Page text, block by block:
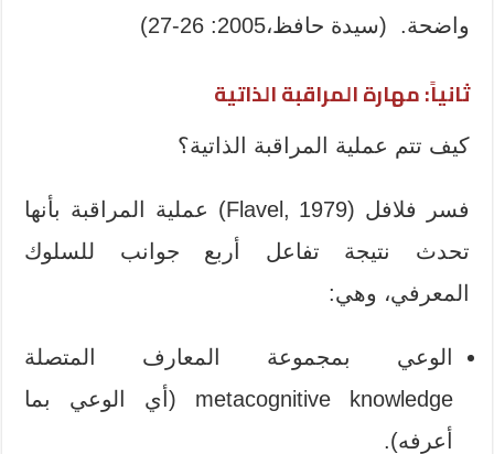
واضحة. (سيدة حافظ،2005: 26-27)
ثانياً: مهارة المراقبة الذاتية
كيف تتم عملية المراقبة الذاتية؟
فسر فلافل (Flavel, 1979) عملية المراقبة بأنها
تحدث نتيجة تفاعل أربع جوانب للسلوك
المعرفي، وهي:
الوعي بمجموعة المعارف المتصلة
metacognitive knowledge (أي الوعي بما
أعرفه).